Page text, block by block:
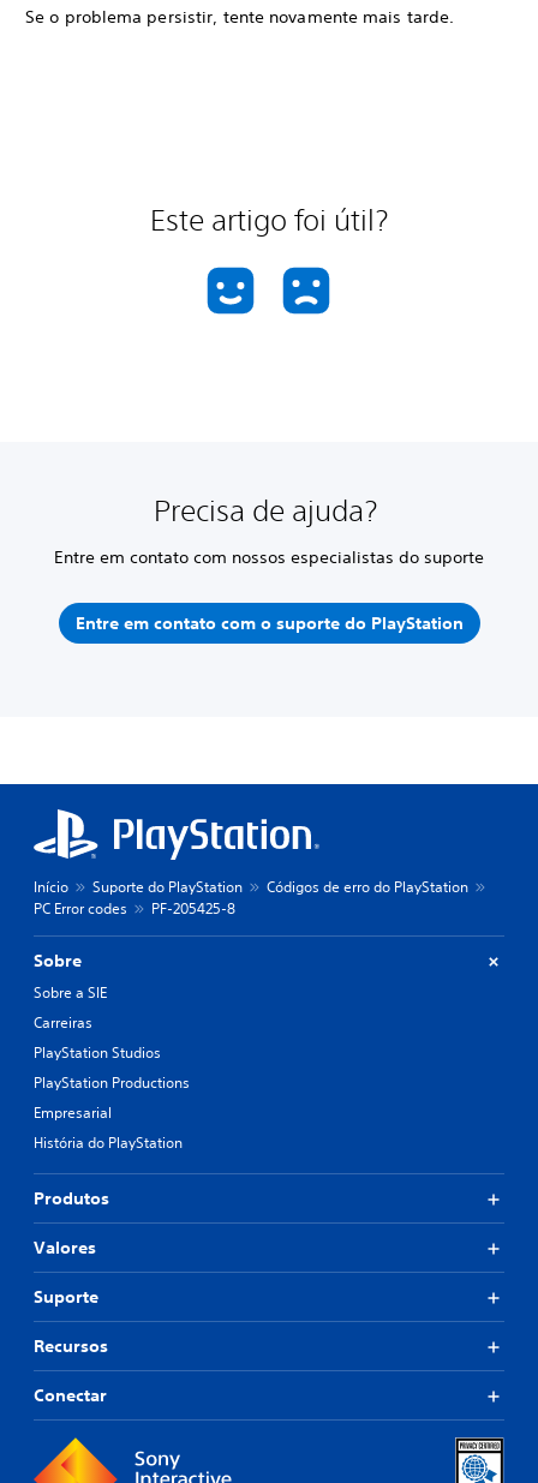
Se o problema persistir, tente novamente mais tarde.
Este artigo foi útil?
Precisa de ajuda?
Entre em contato com nossos especialistas do suporte
Entre em contato com o suporte do PlayStation
Início Suporte do PlayStation
Códigos de erro do PlayStation
PC Error codes
PF-205425-8
Sobre
Sobre a SIE
Carreiras
PlayStation Studios
PlayStation Productions
Empresarial
História do PlayStation
Produtos
Valores
Suporte
Recursos
Conectar